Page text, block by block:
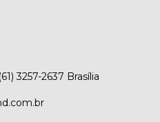
3257-2637 Brasília